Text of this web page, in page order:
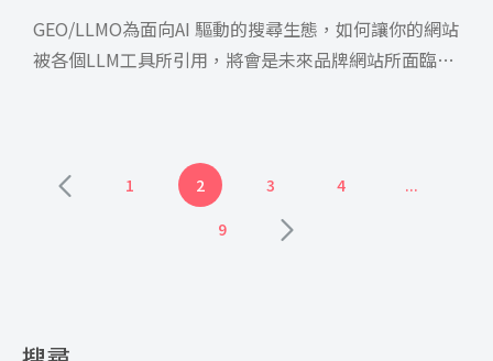
GEO/LLMO為面向AI 驅動的搜尋生態，如何讓你的網站
被各個LLM工具所引用，將會是未來品牌網站所面臨的
1 2 3 4
...
9